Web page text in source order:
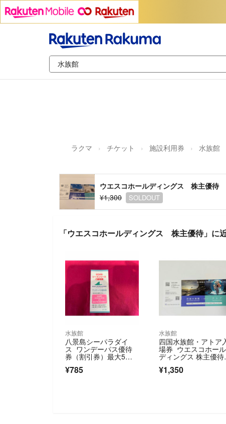
ラクマ チケット 施設利用券 水族館
ウエスコホールディングス 株主優待
¥1,300
SOLDOUT
「ウエスコホールディングス 株主優待」に
水族館
八景島シーパラダイ
ス ワンデーパス優待
券（割引券）最大5名
で合計4500円引に
¥785
水族館
四国水族館・アトア
場券 ウエスコホール
ディングス 株主優待
券 招待券
¥1,350